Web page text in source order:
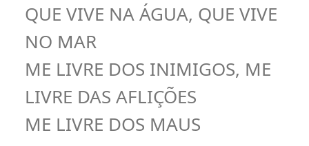
QUE VIVE NA ÁGUA, QUE VIVE
NO MAR
ME LIVRE DOS INIMIGOS, ME
LIVRE DAS AFLIÇÕES
ME LIVRE DOS MAUS